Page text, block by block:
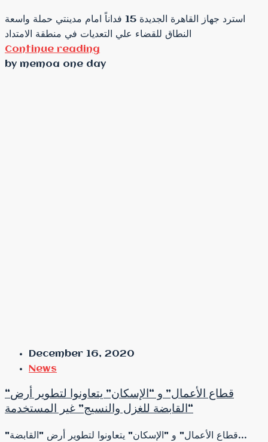
استرد جهاز القاهرة الجديدة 15 فداناً امام مدينتي حملة واسعة
النطاق للقضاء علي التعديات في منطقة الامتداد
Continue reading
by memoa one day
December 16, 2020
News
“قطاع الأعمال” و “الإسكان” يتعاونوا لتطوير أرض
“القابضة للغزل والنسيج” غير المستخدمة
"قطاع الأعمال" و "الإسكان" يتعاونوا لتطوير أرض "القابضة...